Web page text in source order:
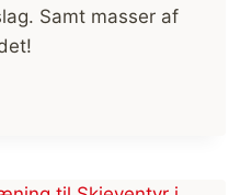
Samt masser af